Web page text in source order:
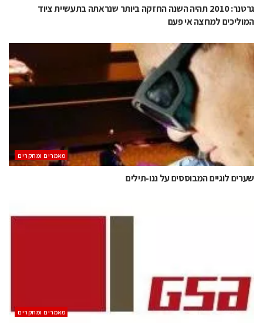
גרטנר: 2010 תהיה השנה החזקה ביותר שנראתה בתעשיית ציוד
המוליכים למחצה אי פעם
מאמרים ומחקרים
שערים לוגיים המבוססים על ננו-תילים
מאמרים ומחקרים